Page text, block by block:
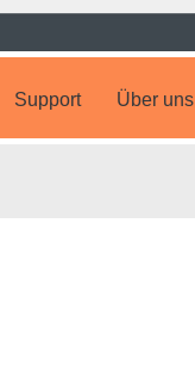
Support Über uns